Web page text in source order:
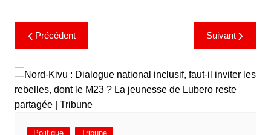
Précédent Suivant
Politique Tribune